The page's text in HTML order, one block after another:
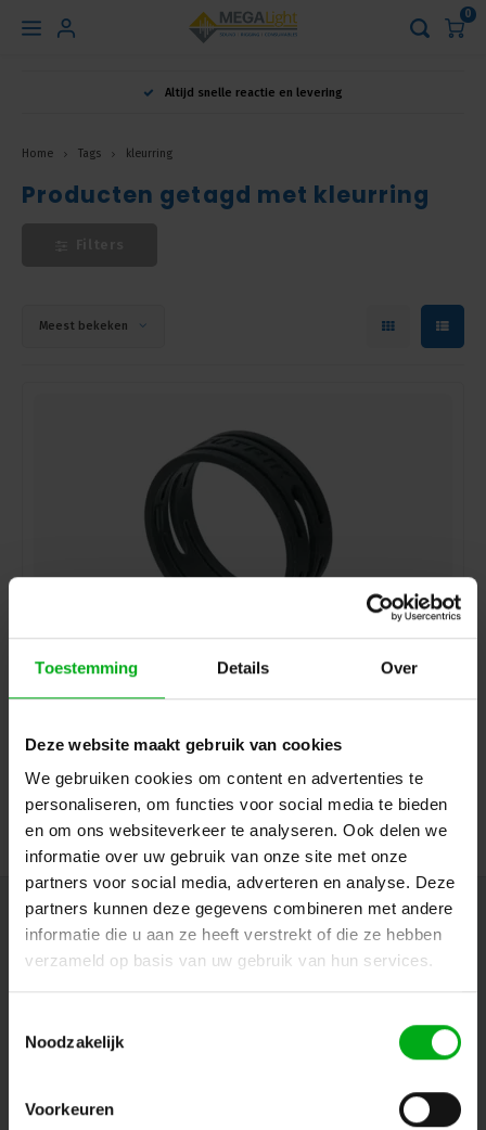
Toestemming Details Over
Deze website maakt gebruik van cookies
We gebruiken cookies om content en advertenties te
personaliseren, om functies voor social media te bieden
en om ons websiteverkeer te analyseren. Ook delen we
informatie over uw gebruik van onze site met onze
partners voor social media, adverteren en analyse. Deze
partners kunnen deze gegevens combineren met andere
informatie die u aan ze heeft verstrekt of die ze hebben
verzameld op basis van uw gebruik van hun services.
Noodzakelijk
Voorkeuren
Hoofdmenu
Nederlands
Français
0
Altijd snelle reactie en levering
Home Tags kleurring
Producten getagd met kleurring
Meest bekeken
Neutrik | XXR | merkring NC**XX
Neutrik |XXR-0
Zwart
Login voor prijzen
Nieuwsbrief
Ontvang de laatste updates, nieuws en aanbiedingen via email